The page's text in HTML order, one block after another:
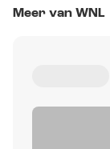
Meer van WNL